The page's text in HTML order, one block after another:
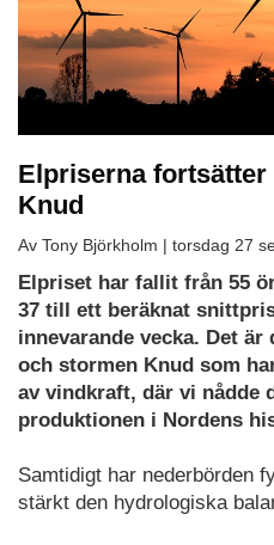
Elpriserna
Knud
Av Tony Björkholm | torsdag 27
Elpriset har fallit från 55
37 till ett beräknat
innevarande vecka. Det
och stormen Knud som
av vindkraft, där vi nådde
produktionen i Nordens
Samtidigt har nederbörden
stärkt den hydrologiska